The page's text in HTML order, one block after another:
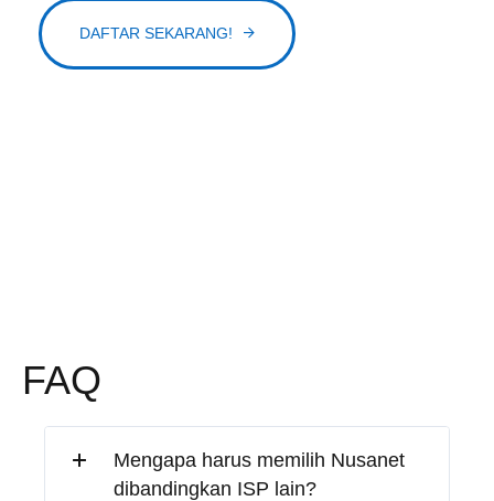
DAFTAR SEKARANG!
FAQ
Mengapa harus memilih Nusanet
dibandingkan ISP lain?